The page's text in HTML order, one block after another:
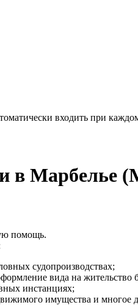
входить при
в Марбелье
помощь.
судопроизводствах;
вида на жительство
инстанциях;
имущества и многое